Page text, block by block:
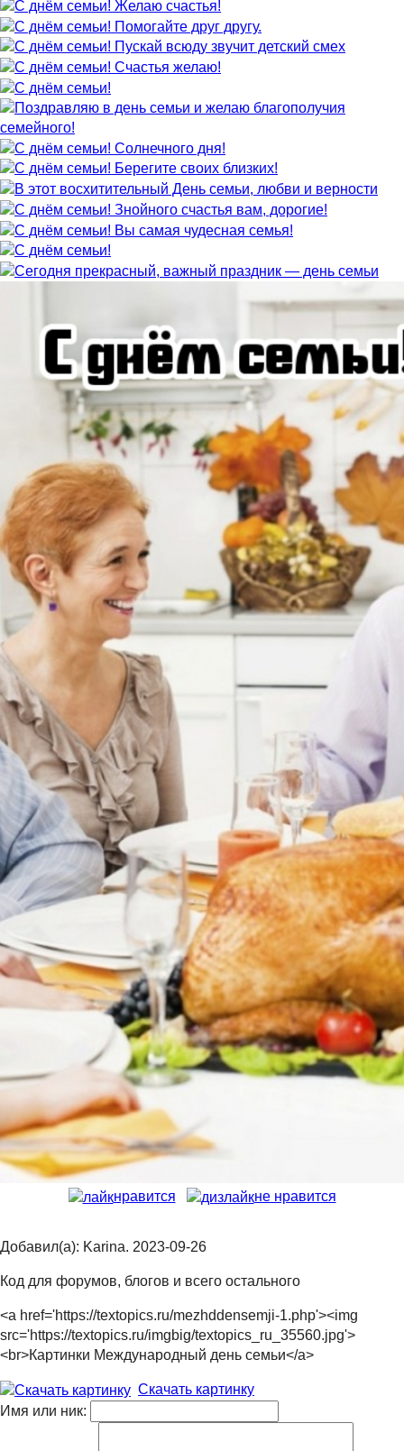
нравится не нравится
Добавил(а): Karina. 2023-09-26
Код для форумов, блогов и всего остального
<a href='https://textopics.ru/mezhddensemji-1.php'><img
src='https://textopics.ru/imgbig/textopics_ru_35560.jpg'>
<br>Картинки Международный день семьи</a>
Скачать картинку
Имя или ник: